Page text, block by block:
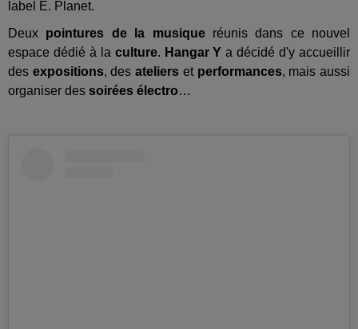
label E. Planet.
Deux pointures de la musiqueréunis dans ce nouvel
espace dédié à la culture. Hangar Y a décidé d'y accueillir
des expositions, desateliers et performances, mais aussi
organiser des soirées électro…